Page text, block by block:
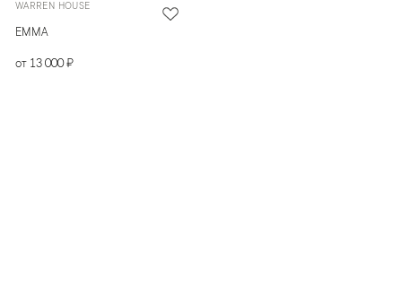
WARREN HOUSE
EMMA
от 13 000 ₽